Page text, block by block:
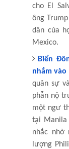
cho El
ông
dân của
Mexico.
Biển
nhắm
quân sự
phẫn nộ
một ngư
tại Manila
nhắc nhở
lượng